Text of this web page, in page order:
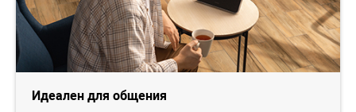
Идеален для общения